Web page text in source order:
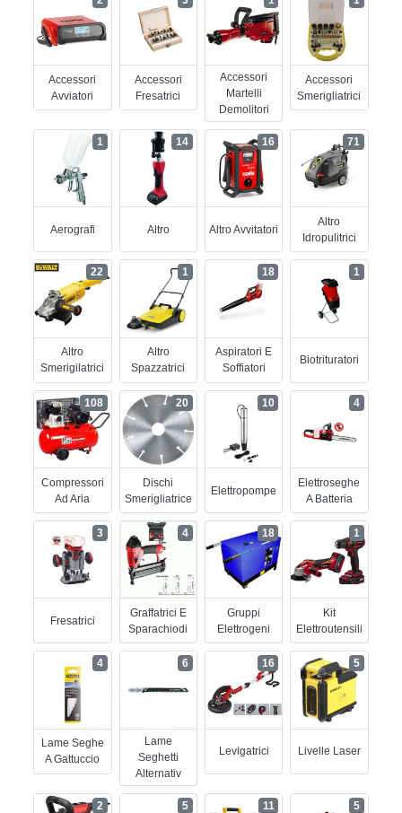
Accessori
Avviatori
Accessori
Fresatrici
Accessori
Martelli
Demolitori
Accessori
Smerigliatrici
Aerografi
1
Altro
14
Altro Avvitatori
16
Altro
Idropulitrici
71
Altro
Smerigilatrici
22
Altro
Spazzatrici
1
Aspiratori E
Soffiatori
18
Biotrituratori
1
Compressori
Ad Aria
108
Dischi
Smerigliatrice
20
Elettropompe
10
Elettroseghe
A Batteria
4
Fresatrici
3
Graffatrici E
Sparachiodi
4
Gruppi
Elettrogeni
18
Kit
Elettroutensili
1
Lame Seghe
A Gattuccio
4
Lame
Seghetti
Alternativ
6
Levigatrici
16
Livelle Laser
5
2 5 11 5